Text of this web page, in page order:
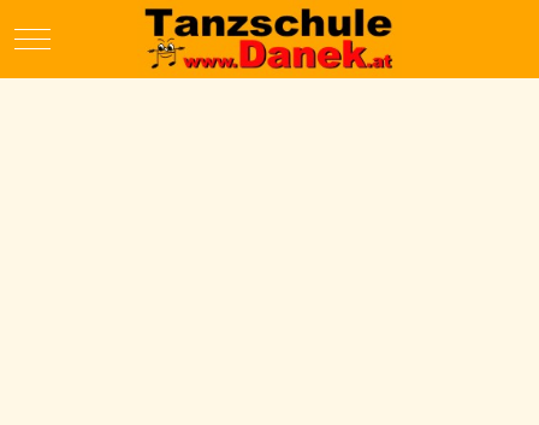
Mobile Menu Toggle